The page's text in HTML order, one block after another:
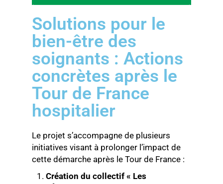
Solutions pour le
bien-être des
soignants : Actions
concrètes après le
Tour de France
hospitalier
Le projet s’accompagne de plusieurs
initiatives visant à prolonger l’impact de
cette démarche après le Tour de France :
Création du collectif « Les